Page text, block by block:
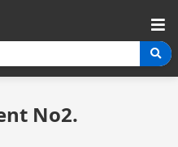
No2.